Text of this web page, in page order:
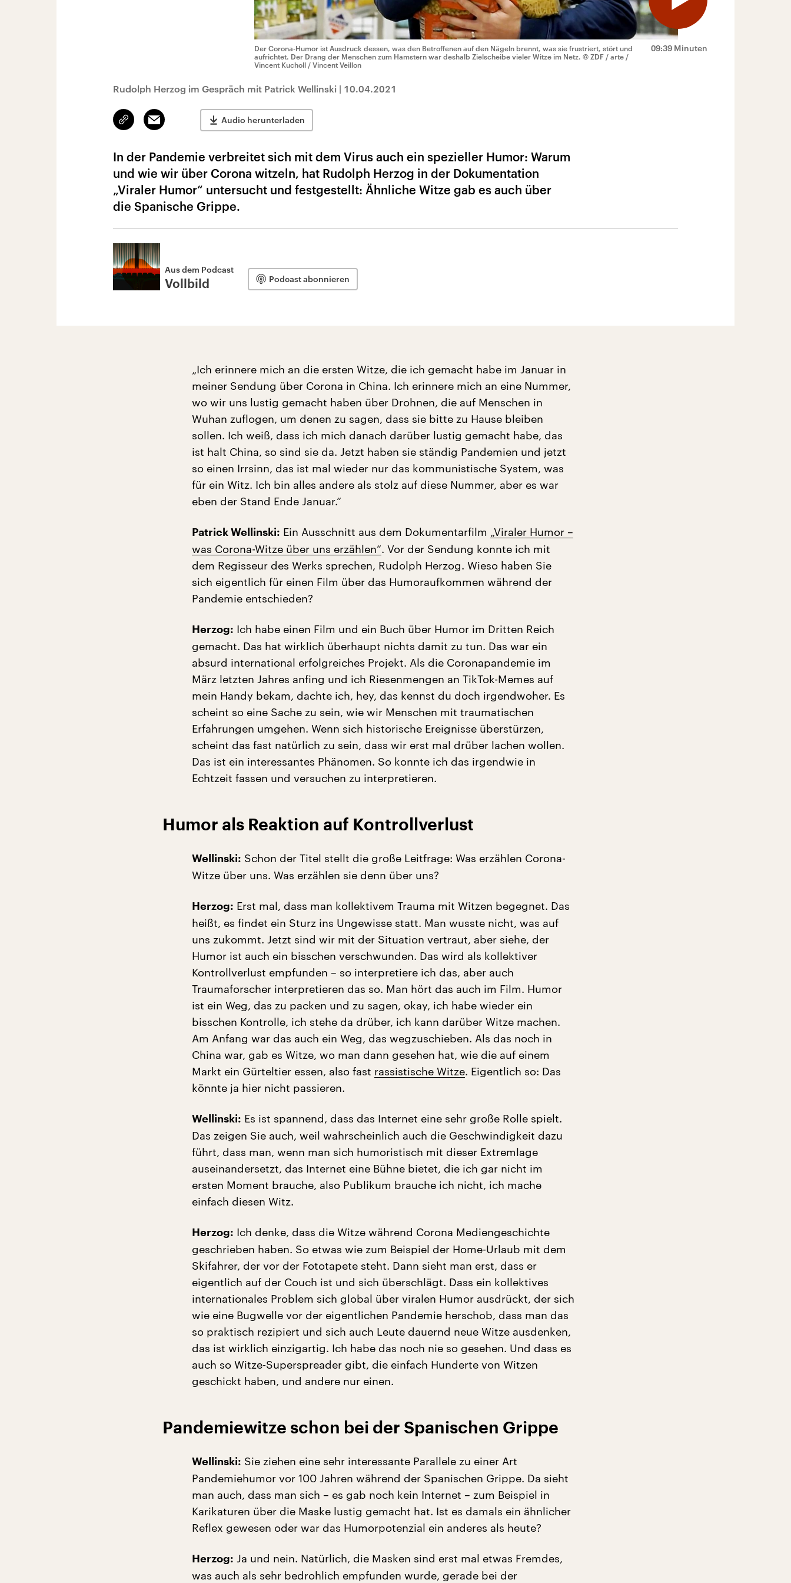
09:39 Minuten
Der Corona-Humor ist Ausdruck dessen, was den Betroffenen auf den Nägeln brennt, was sie frustriert, stört und
aufrichtet. Der Drang der Menschen zum Hamstern war deshalb Zielscheibe vieler Witze im Netz. © ZDF / arte /
Vincent Kucholl / Vincent Veillon
Rudolph Herzog im Gespräch mit Patrick Wellinski | 10.04.2021
Link
kopieren/teilen
Email Audio herunterladen
In der Pandemie verbreitet sich mit dem Virus auch ein spezieller Humor: Warum
und wie wir über Corona witzeln, hat Rudolph Herzog in der Dokumentation
„Viraler Humor“ untersucht und festgestellt: Ähnliche Witze gab es auch über
die Spanische Grippe.
Aus dem Podcast
Vollbild Podcast abonnieren
„Ich erinnere mich an die ersten Witze, die ich gemacht habe im Januar in
meiner Sendung über Corona in China. Ich erinnere mich an eine Nummer,
wo wir uns lustig gemacht haben über Drohnen, die auf Menschen in
Wuhan zuflogen, um denen zu sagen, dass sie bitte zu Hause bleiben
sollen. Ich weiß, dass ich mich danach darüber lustig gemacht habe, das
ist halt China, so sind sie da. Jetzt haben sie ständig Pandemien und jetzt
so einen Irrsinn, das ist mal wieder nur das kommunistische System, was
für ein Witz. Ich bin alles andere als stolz auf diese Nummer, aber es war
eben der Stand Ende Januar.“
Patrick Wellinski: Ein Ausschnitt aus dem Dokumentarfilm „Viraler Humor –
was Corona-Witze über uns erzählen“. Vor der Sendung konnte ich mit
dem Regisseur des Werks sprechen, Rudolph Herzog. Wieso haben Sie
sich eigentlich für einen Film über das Humoraufkommen während der
Pandemie entschieden?
Herzog: Ich habe einen Film und ein Buch über Humor im Dritten Reich
gemacht. Das hat wirklich überhaupt nichts damit zu tun. Das war ein
absurd international erfolgreiches Projekt. Als die Coronapandemie im
März letzten Jahres anfing und ich Riesenmengen an TikTok-Memes auf
mein Handy bekam, dachte ich, hey, das kennst du doch irgendwoher. Es
scheint so eine Sache zu sein, wie wir Menschen mit traumatischen
Erfahrungen umgehen. Wenn sich historische Ereignisse überstürzen,
scheint das fast natürlich zu sein, dass wir erst mal drüber lachen wollen.
Das ist ein interessantes Phänomen. So konnte ich das irgendwie in
Echtzeit fassen und versuchen zu interpretieren.
Humor als Reaktion auf Kontrollverlust
Wellinski: Schon der Titel stellt die große Leitfrage: Was erzählen Corona-
Witze über uns. Was erzählen sie denn über uns?
Herzog: Erst mal, dass man kollektivem Trauma mit Witzen begegnet. Das
heißt, es findet ein Sturz ins Ungewisse statt. Man wusste nicht, was auf
uns zukommt. Jetzt sind wir mit der Situation vertraut, aber siehe, der
Humor ist auch ein bisschen verschwunden. Das wird als kollektiver
Kontrollverlust empfunden – so interpretiere ich das, aber auch
Traumaforscher interpretieren das so. Man hört das auch im Film. Humor
ist ein Weg, das zu packen und zu sagen, okay, ich habe wieder ein
bisschen Kontrolle, ich stehe da drüber, ich kann darüber Witze machen.
Am Anfang war das auch ein Weg, das wegzuschieben. Als das noch in
China war, gab es Witze, wo man dann gesehen hat, wie die auf einem
Markt ein Gürteltier essen, also fast rassistische Witze. Eigentlich so: Das
könnte ja hier nicht passieren.
Wellinski: Es ist spannend, dass das Internet eine sehr große Rolle spielt.
Das zeigen Sie auch, weil wahrscheinlich auch die Geschwindigkeit dazu
führt, dass man, wenn man sich humoristisch mit dieser Extremlage
auseinandersetzt, das Internet eine Bühne bietet, die ich gar nicht im
ersten Moment brauche, also Publikum brauche ich nicht, ich mache
einfach diesen Witz.
Herzog: Ich denke, dass die Witze während Corona Mediengeschichte
geschrieben haben. So etwas wie zum Beispiel der Home-Urlaub mit dem
Skifahrer, der vor der Fototapete steht. Dann sieht man erst, dass er
eigentlich auf der Couch ist und sich überschlägt. Dass ein kollektives
internationales Problem sich global über viralen Humor ausdrückt, der sich
wie eine Bugwelle vor der eigentlichen Pandemie herschob, dass man das
so praktisch rezipiert und sich auch Leute dauernd neue Witze ausdenken,
das ist wirklich einzigartig. Ich habe das noch nie so gesehen. Und dass es
auch so Witze-Superspreader gibt, die einfach Hunderte von Witzen
geschickt haben, und andere nur einen.
Pandemiewitze schon bei der Spanischen Grippe
Wellinski: Sie ziehen eine sehr interessante Parallele zu einer Art
Pandemiehumor vor 100 Jahren während der Spanischen Grippe. Da sieht
man auch, dass man sich – es gab noch kein Internet – zum Beispiel in
Karikaturen über die Maske lustig gemacht hat. Ist es damals ein ähnlicher
Reflex gewesen oder war das Humorpotenzial ein anderes als heute?
Herzog: Ja und nein. Natürlich, die Masken sind erst mal etwas Fremdes,
was auch als sehr bedrohlich empfunden wurde, gerade bei der